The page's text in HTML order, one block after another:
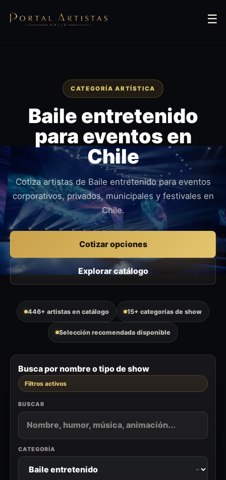
☰
CATEGORÍA ARTÍSTICA
Baile entretenido
para eventos en
Chile
Cotiza artistas de Baile entretenido para eventos
corporativos, privados, municipales y festivales en
Chile.
Cotizar opciones
Explorar catálogo
446+ artistas en catálogo 15+ categorías de show
Selección recomendada disponible
Busca por nombre o tipo de show
Filtros activos
BUSCAR
CATEGORÍA